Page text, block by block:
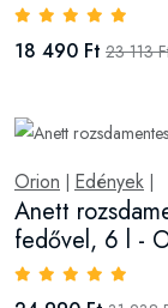
18 490 Ft 23 113
Orion | Edények |
Anett
fedővel, 6 l -